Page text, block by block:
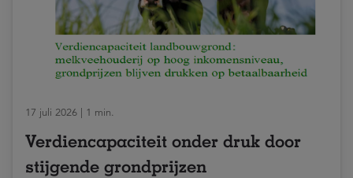
17 juli 2026 | 1 min.
Verdiencapaciteit onder druk door
stijgende grondprijzen